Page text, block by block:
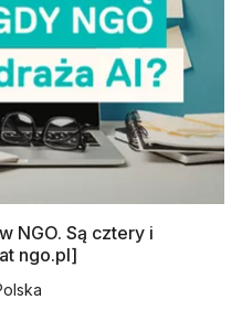
NGO. Są cztery i
ngo.pl]